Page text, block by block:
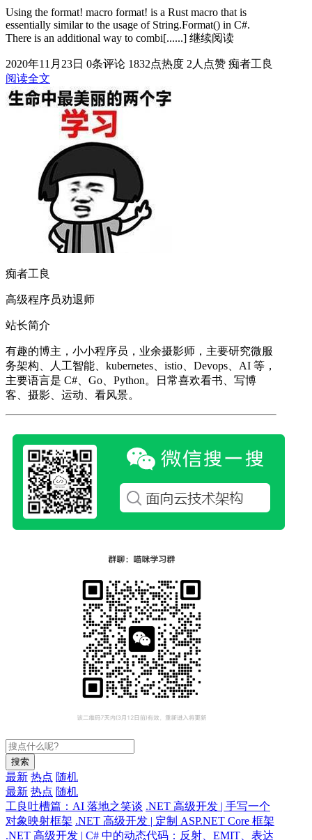
Using the format! macro format! is a Rust macro that is
essentially similar to the usage of String.Format() in C#.
There is an additional way to combi[......] 继续阅读
2020年11月23日 0条评论 1832点热度 2人点赞 痴者工良
阅读全文
痴者工良
高级程序员劝退师
站长简介
有趣的博主，小小程序员，业余摄影师，主要研究微服
务架构、人工智能、kubernetes、istio、Devops、AI 等，
主要语言是 C#、Go、Python。日常喜欢看书、写博
客、摄影、运动、看风景。
搜索
最新 热点 随机
最新 热点 随机
工良吐槽篇：AI 落地之笑谈 .NET 高级开发 | 手写一个
对象映射框架 .NET 高级开发 | 定制 ASP.NET Core 框架
.NET 高级开发 | C# 中的动态代码：反射、EMIT、表达